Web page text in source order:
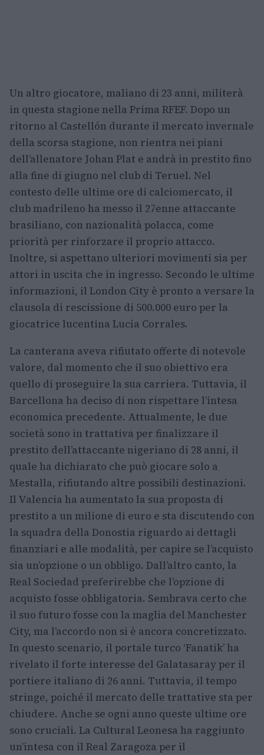
Un altro giocatore, maliano di 23 anni, militerà
in questa stagione nella Prima RFEF. Dopo un
ritorno al Castellón durante il mercato invernale
della scorsa stagione, non rientra nei piani
dell’allenatore Johan Plat e andrà in prestito fino
alla fine di giugno nel club di Teruel. Nel
contesto delle ultime ore di calciomercato, il
club madrileno ha messo il 27enne attaccante
brasiliano, con nazionalità polacca, come
priorità per rinforzare il proprio attacco.
Inoltre, si aspettano ulteriori movimenti sia per
attori in uscita che in ingresso. Secondo le ultime
informazioni, il London City è pronto a versare la
clausola di rescissione di 500.000 euro per la
giocatrice lucentina Lucía Corrales.
La canterana aveva rifiutato offerte di notevole
valore, dal momento che il suo obiettivo era
quello di proseguire la sua carriera. Tuttavia, il
Barcellona ha deciso di non rispettare l’intesa
economica precedente. Attualmente, le due
società sono in trattativa per finalizzare il
prestito dell’attaccante nigeriano di 28 anni, il
quale ha dichiarato che può giocare solo a
Mestalla, rifiutando altre possibili destinazioni.
Il Valencia ha aumentato la sua proposta di
prestito a un milione di euro e sta discutendo con
la squadra della Donostia riguardo ai dettagli
finanziari e alle modalità, per capire se l’acquisto
sia un’opzione o un obbligo. Dall’altro canto, la
Real Sociedad preferirebbe che l’opzione di
acquisto fosse obbligatoria. Sembrava certo che
il suo futuro fosse con la maglia del Manchester
City, ma l’accordo non si è ancora concretizzato.
In questo scenario, il portale turco ‘Fanatik’ ha
rivelato il forte interesse del Galatasaray per il
portiere italiano di 26 anni. Tuttavia, il tempo
stringe, poiché il mercato delle trattative sta per
chiudere. Anche se ogni anno queste ultime ore
sono cruciali. La Cultural Leonesa ha raggiunto
un’intesa con il Real Zaragoza per il